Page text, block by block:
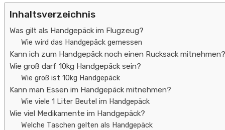
Inhaltsverzeichnis
Was gilt als Handgepäck im Flugzeug?
Wie wird das Handgepäck gemessen
Kann ich zum Handgepäck noch einen Rucksack mitnehmen?
Wie groß darf 10kg Handgepäck sein?
Wie groß ist 10kg Handgepäck
Kann man Essen im Handgepäck mitnehmen?
Wie viele 1 Liter Beutel im Handgepäck
Wie viel Medikamente im Handgepäck?
Welche Taschen gelten als Handgepäck